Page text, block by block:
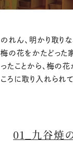
のれん、明かり取り
梅の花をかたどった
ったことから、梅の
ころに取り入れられて
01_九谷焼